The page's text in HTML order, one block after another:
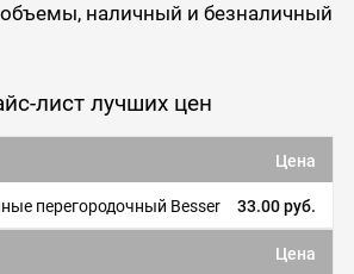
наличный и безналичный
лист лучших цен
Цена
перегородочный Besser 33.00 руб.
Цена